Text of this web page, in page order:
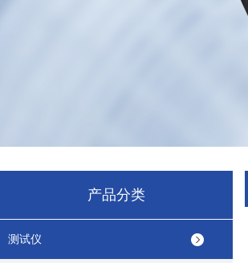
产品分类
测试仪